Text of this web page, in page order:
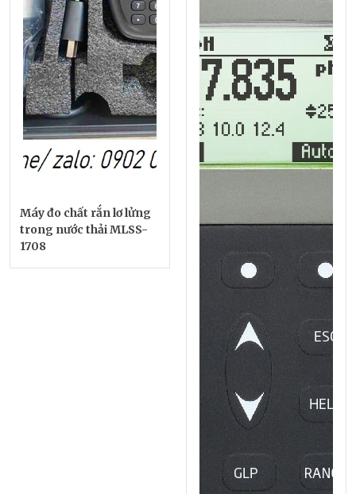
Máy đo chất rắn lơ lửng
trong nước thải MLSS-
1708